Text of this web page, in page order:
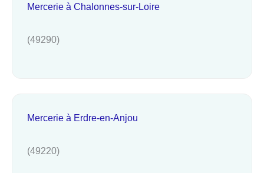
Mercerie à Chalonnes-sur-Loire
(49290)
Mercerie à Erdre-en-Anjou
(49220)